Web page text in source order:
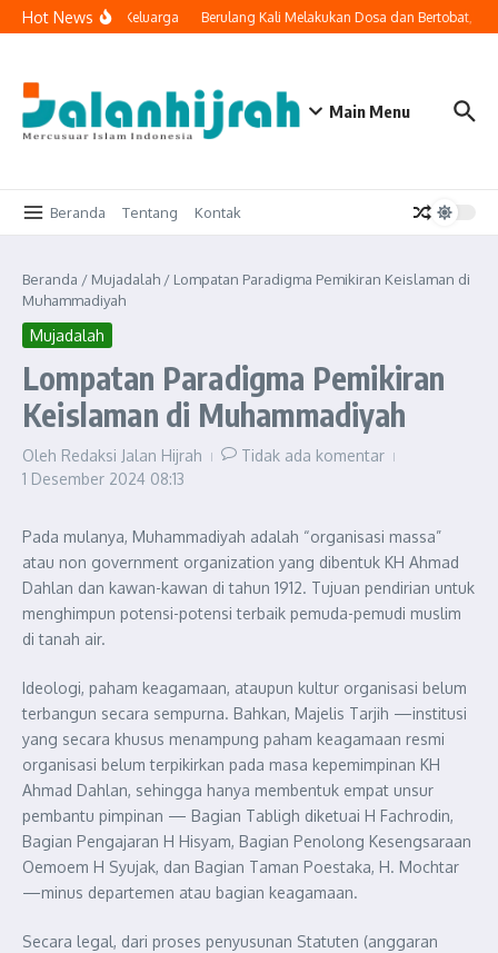
Lewati ke konten
Hot News
Masuk ke Ruang Keluarga Berulang Kali Melakukan Dosa dan Bertobat,
Main Menu
Beranda Tentang Kontak
Beranda / Mujadalah / Lompatan Paradigma Pemikiran Keislaman di
Muhammadiyah
Mujadalah
Lompatan Paradigma Pemikiran
Keislaman di Muhammadiyah
Oleh Redaksi Jalan Hijrah
Tidak ada komentar
1 Desember 2024 08:13
Pada mulanya, Muhammadiyah adalah “organisasi massa”
atau non government organization yang dibentuk KH Ahmad
Dahlan dan kawan-kawan di tahun 1912. Tujuan pendirian untuk
menghimpun potensi-potensi terbaik pemuda-pemudi muslim
di tanah air.
Ideologi, paham keagamaan, ataupun kultur organisasi belum
terbangun secara sempurna. Bahkan, Majelis Tarjih —institusi
yang secara khusus menampung paham keagamaan resmi
organisasi belum terpikirkan pada masa kepemimpinan KH
Ahmad Dahlan, sehingga hanya membentuk empat unsur
pembantu pimpinan — Bagian Tabligh diketuai H Fachrodin,
Bagian Pengajaran H Hisyam, Bagian Penolong Kesengsaraan
Oemoem H Syujak, dan Bagian Taman Poestaka, H. Mochtar
—minus departemen atau bagian keagamaan.
Secara legal, dari proses penyusunan Statuten (anggaran